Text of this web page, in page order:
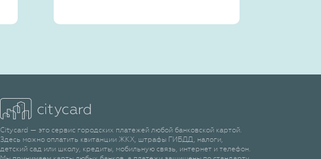
Citycard — это сервис городских платежей любой банковской картой.
Здесь можно оплатить квитанции ЖКХ, штрафы ГИБДД, налоги,
детский сад или школу, кредиты, мобильную связь, интернет и телефон.